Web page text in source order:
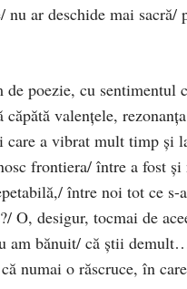
ar deschide mai
poezie, cu sentimentul
căpătă valenţele,
a vibrat mult timp şi
frontiera/ între a fost
între noi tot ce
O, desigur, tocmai de
am bănuit/ că ştii
numai o răscruce, în